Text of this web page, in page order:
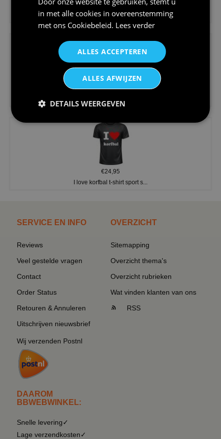
€24,95
Koningsdag shirt heren v-hals ...
€24,95
€24,95
I love korfbal t-shirt sport s...
SERVICE EN INFO
Reviews
Veel gestelde vragen
Contact
Order Status
Retouren & Annuleren
Uitschrijven nieuwsbrief
Wij verzenden Postnl
DAAROM
BBWEBWINKEL:
Snelle levering✓
Lage verzendkosten✓
OVERZICHT
Sitemapping
Overzicht thema's
Overzicht rubrieken
Wat vinden klanten van ons
RSS
in met alle cookies in overeenstemming
met ons Cookiebeleid. Lees verder
ALLES ACCEPTEREN
ALLES AFWIJZEN
DETAILS WEERGEVEN